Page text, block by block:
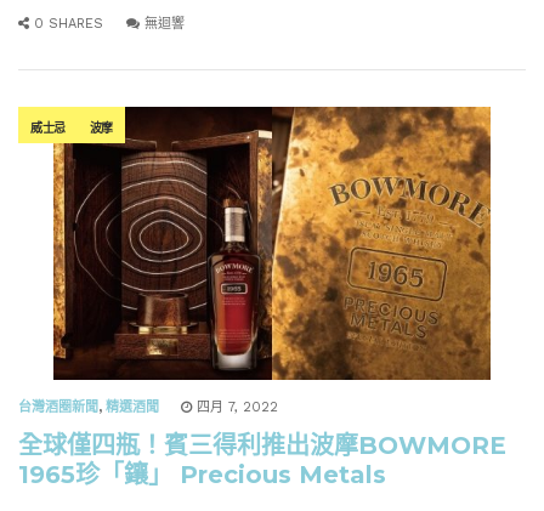
0 SHARES 無迴響
威士忌 波摩
台灣酒圈新聞, 精選酒聞 四月 7, 2022
全球僅四瓶！賓三得利推出波摩BOWMORE
1965珍「鑲」 Precious Metals